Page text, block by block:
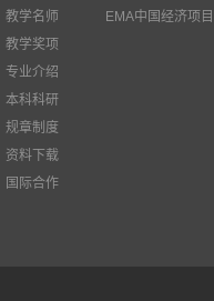
教学名师
教学奖项
专业介绍
本科科研
规章制度
资料下载
国际合作
EMA中国经济项目